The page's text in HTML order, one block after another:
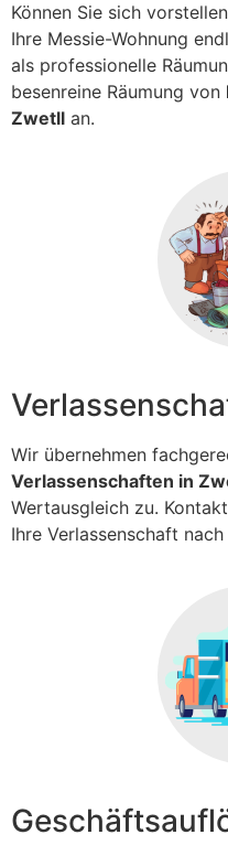
Können Sie sich
Ihre Messie-Wohnung
als professionelle
besenreine Räumung von
Zwetll an.
Wir übernehmen
Verlassenschaften in
Wertausgleich zu.
Ihre Verlassenschaft